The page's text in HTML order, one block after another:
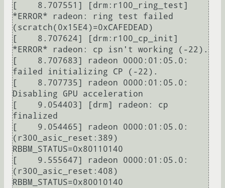
[    8.707551] [drm:r100_ring_test]
*ERROR* radeon: ring test failed
(scratch(0x15E4)=0xCAFEDEAD)
[    8.707624] [drm:r100_cp_init]
*ERROR* radeon: cp isn't working (-22).
[    8.707683] radeon 0000:01:05.0:
failed initializing CP (-22).
[    8.707735] radeon 0000:01:05.0:
Disabling GPU acceleration
[    9.054403] [drm] radeon: cp
finalized
[    9.054465] radeon 0000:01:05.0:
(r300_asic_reset:389)
RBBM_STATUS=0x80110140
[    9.555647] radeon 0000:01:05.0:
(r300_asic_reset:408)
RBBM_STATUS=0x80010140